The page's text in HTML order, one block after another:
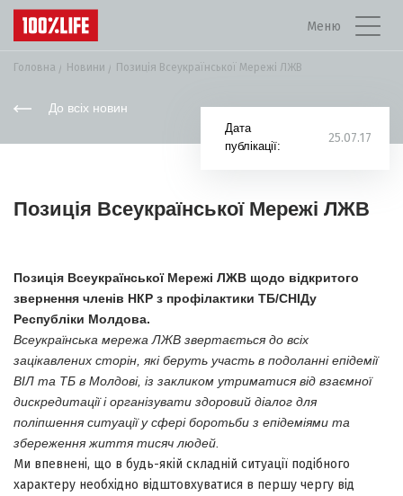
Меню
Головна Новини Позиція Всеукраїнської Мережі ЛЖВ
До всіх новин
Дата
публікації:
25.07.17
Позиція Всеукраїнської Мережі ЛЖВ
Позиція Всеукраїнської Мережі ЛЖВ щодо відкритого
звернення членів НКР з профілактики ТБ/СНІДу
Республіки Молдова.
Всеукраїнська мережа ЛЖВ звертається до всіх
зацікавлених сторін, які беруть участь в подоланні епідемії
ВІЛ та ТБ в Молдові, із закликом утриматися від взаємної
дискредитації і організувати здоровий діалог для
поліпшення ситуації у сфері боротьби з епідеміями та
збереження життя тисяч людей.
Ми впевнені, що в будь-якій складній ситуації подібного
характеру необхідно відштовхуватися в першу чергу від